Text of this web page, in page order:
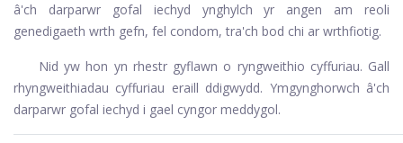
â'ch darparwr gofal iechyd ynghylch yr angen am reoli
genedigaeth wrth gefn, fel condom, tra'ch bod chi ar wrthfiotig.
Nid yw hon yn rhestr gyflawn o ryngweithio cyffuriau. Gall
rhyngweithiadau cyffuriau eraill ddigwydd. Ymgynghorwch â'ch
darparwr gofal iechyd i gael cyngor meddygol.